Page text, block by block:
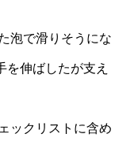
泡で滑りそうにな
を伸ばしたが支え
ックリストに含め